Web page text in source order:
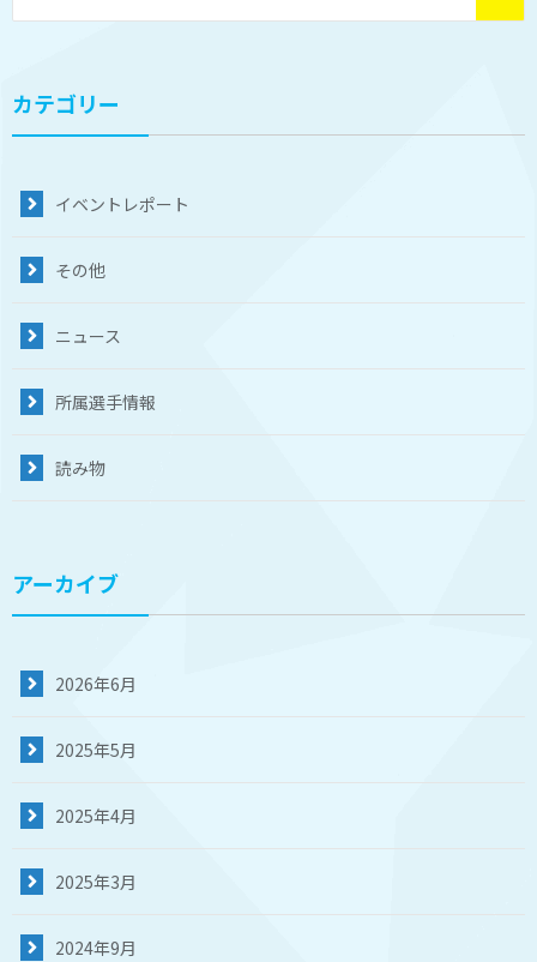
カテゴリー
イベントレポート
その他
ニュース
所属選手情報
読み物
アーカイブ
2026年6月
2025年5月
2025年4月
2025年3月
2024年9月